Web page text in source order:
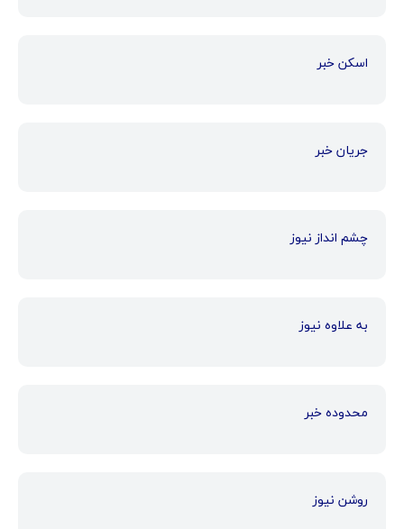
اسکن خبر
جریان خبر
چشم انداز نیوز
به علاوه نیوز
محدوده خبر
روشن نیوز